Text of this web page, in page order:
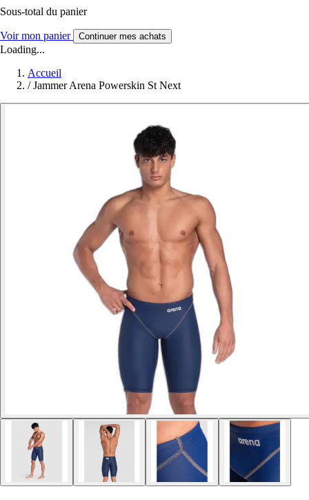
Sous-total du panier
Voir mon panier Continuer mes achats
Loading...
Accueil
/ Jammer Arena Powerskin St Next